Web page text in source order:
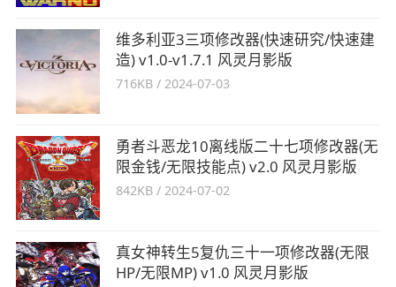
维多利亚3三项修改器(快速研究/快速建
造) v1.0-v1.7.1 风灵月影版
716KB /2024-07-03
勇者斗恶龙10离线版二十七项修改器(无
限金钱/无限技能点) v2.0 风灵月影版
842KB / 2024-07-02
真女神转生5复仇三十一项修改器(无限
HP/无限MP) v1.0 风灵月影版